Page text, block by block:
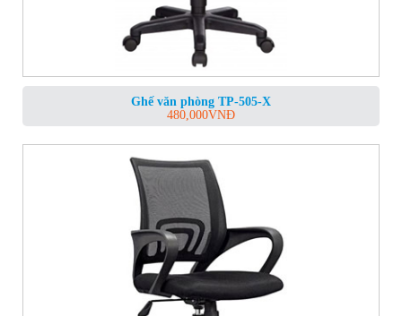
Ghế văn phòng TP-505-X
480,000VNĐ